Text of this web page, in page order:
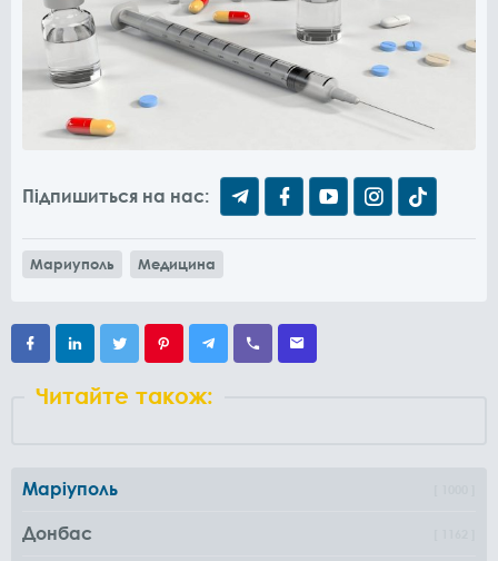
Підпишиться на нас:
Мариуполь Медицина
Читайте також:
Маріуполь
Донбас